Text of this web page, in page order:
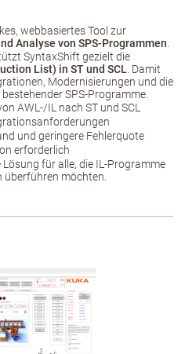
webbasiertes Tool zur
Analyse von SPS-Programmen
SyntaxShift gezielt die
List) in ST und SCL . Damit
Modernisierungen und die
SPS-Programme.
AWL‑/IL nach ST und SCL
und geringere Fehlerquote
erforderlich
für alle, die IL-Programme
überführen möchten.